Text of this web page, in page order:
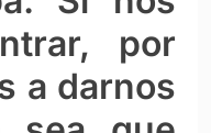
por
a darnos